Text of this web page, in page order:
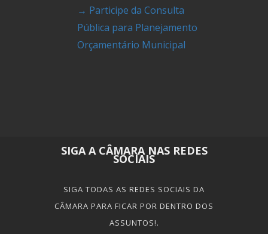
→ Participe da Consulta
Pública para Planejamento
Orçamentário Municipal
SIGA A CÂMARA NAS REDES
SOCIAIS
SIGA TODAS AS REDES SOCIAIS DA
CÂMARA PARA FICAR POR DENTRO DOS
ASSUNTOS!.